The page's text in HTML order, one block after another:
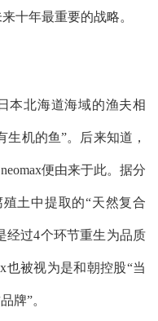
十年最重要的战略。
本北海道海域的渔夫相
机的鱼”。后来知道，
便由来于此。据分
殖土中提取的“天然复合
经过4个环节重生为品质
也被视为是和朝控股“当
牌”。